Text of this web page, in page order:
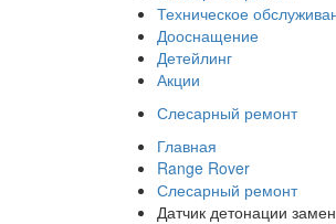
Техническое
Дооснащение
Детейлинг
Акции
Слесарный ремонт
Главная
Range Rover
Слесарный ремонт
Датчик детонации